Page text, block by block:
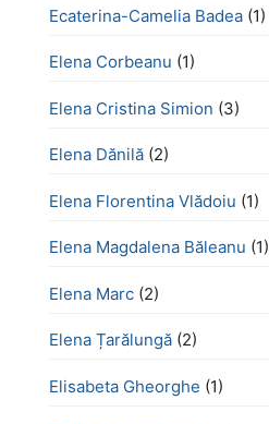
Ecaterina-Camelia Badea (1)
Elena Corbeanu (1)
Elena Cristina Simion (3)
Elena Dănilă (2)
Elena Florentina Vlădoiu (1)
Elena Magdalena Băleanu (1)
Elena Marc (2)
Elena Țarălungă (2)
Elisabeta Gheorghe (1)